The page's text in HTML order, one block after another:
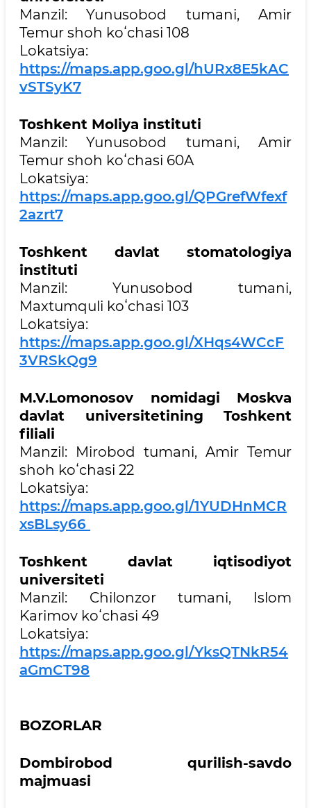
Manzil: Yunusobod tumani, Amir
Temur shoh koʻchasi 108
Lokatsiya:
https://maps.app.goo.gl/hURx8E5kAC
vSTSyK7
Toshkent Moliya instituti
Manzil: Yunusobod tumani, Amir
Temur shoh koʻchasi 60A
Lokatsiya:
https://maps.app.goo.gl/QPGrefWfexf
2azrt7
Toshkent davlat stomatologiya
instituti
Manzil: Yunusobod tumani,
Maxtumquli koʻchasi 103
Lokatsiya:
https://maps.app.goo.gl/XHqs4WCcF
3VRSkQg9
M.V.Lomonosov nomidagi Moskva
davlat universitetining Toshkent
filiali
Manzil: Mirobod tumani, Amir Temur
shoh koʻchasi 22
Lokatsiya:
https://maps.app.goo.gl/1YUDHnMCR
xsBLsy66
Toshkent davlat iqtisodiyot
universiteti
Manzil: Chilonzor tumani, Islom
Karimov koʻchasi 49
Lokatsiya:
https://maps.app.goo.gl/YksQTNkR54
aGmCT98
BOZORLAR
Dombirobod qurilish-savdo
majmuasi